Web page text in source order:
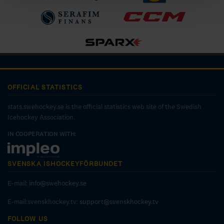
OFFICIAL STATISTICS
stats.swehockey.se is the official statistics web site of the Swedish
Icehockey Association.
IN COOPERATION WITH:
SVENSKA ISHOCKEYFÖRBUNDET
E-mail: info@swehockey.se
E-mail:svenskhockey.tv: support@svenskhockey.tv
FOLLOW US